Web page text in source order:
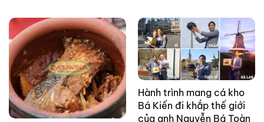
Hành trình mang cá kho
Bá Kiến đi khắp thế giới
của anh Nguyễn Bá Toàn